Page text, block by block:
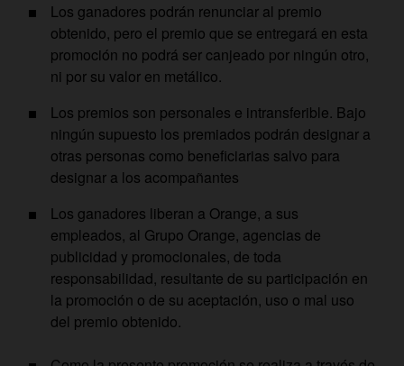
Los ganadores podrán renunciar al premio
obtenido, pero el premio que se entregará en esta
promoción no podrá ser canjeado por ningún otro,
ni por su valor en metálico.
Los premios son personales e intransferible. Bajo
ningún supuesto los premiados podrán designar a
otras personas como beneficiarias salvo para
designar a los acompañantes
Los ganadores liberan a Orange, a sus
empleados, al Grupo Orange, agencias de
publicidad y promocionales, de toda
responsabilidad, resultante de su participación en
la promoción o de su aceptación, uso o mal uso
del premio obtenido.